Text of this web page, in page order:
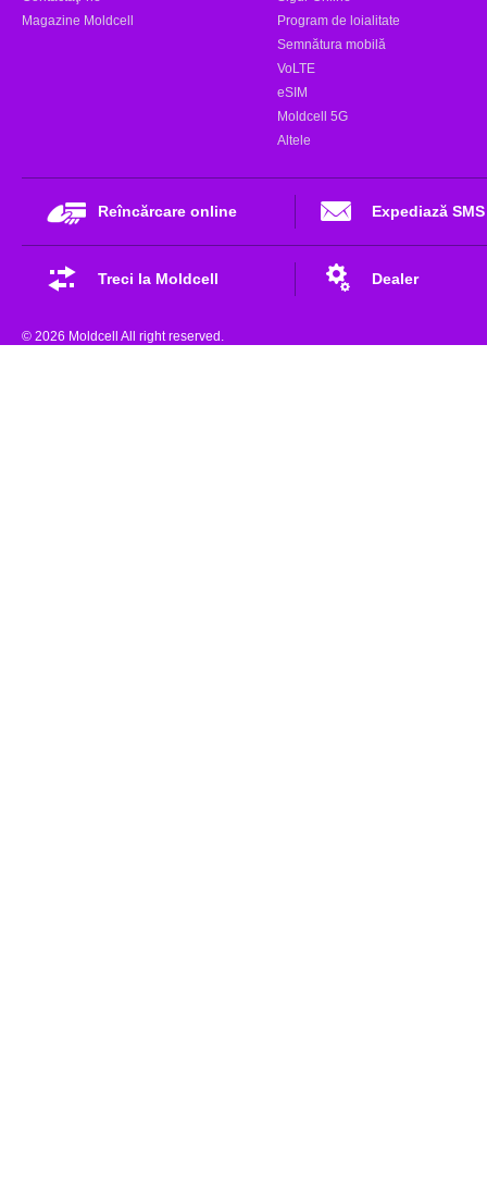
Magazine Moldcell
Program de loialitate
Semnătura mobilă
VoLTE
eSIM
Moldcell 5G
Altele
Reîncărcare online Expediază SMS
Treci la Moldcell Dealer
© 2026 Moldcell All right reserved.